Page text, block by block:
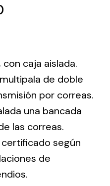
into the group
products for
caja aislada.
de doble
por correas.
una bancada
las correas.
según
de